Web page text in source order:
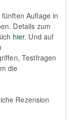
Auflage in
Details zum
hier. Und auf
Testfragen
die
Rezension